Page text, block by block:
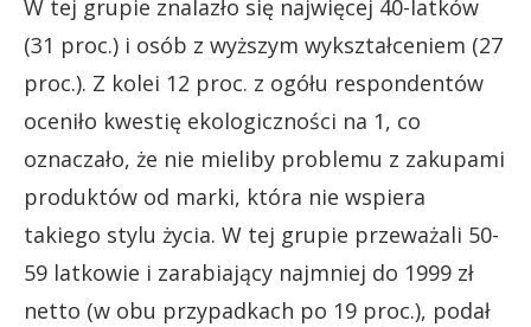
W tej grupie znalazło się najwięcej 40-latków
(31 proc.) i osób z wyższym wykształceniem (27
proc.). Z kolei 12 proc. z ogółu respondentów
oceniło kwestię ekologiczności na 1, co
oznaczało, że nie mieliby problemu z zakupami
produktów od marki, która nie wspiera
takiego stylu życia. W tej grupie przeważali 50-
59 latkowie i zarabiający najmniej do 1999 zł
netto (w obu przypadkach po 19 proc.), podał